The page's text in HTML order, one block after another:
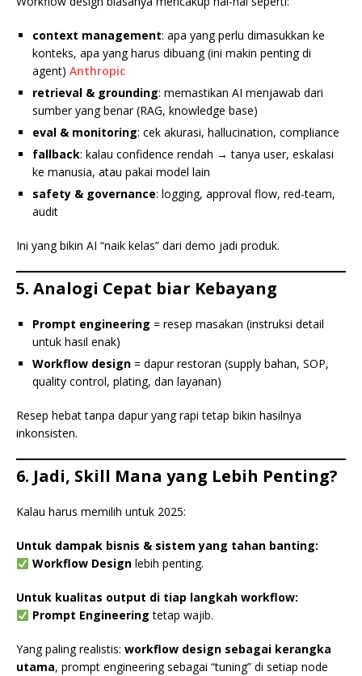
context management: apa yang perlu dimasukkan ke
konteks, apa yang harus dibuang (ini makin penting di
agent) Anthropic
retrieval & grounding: memastikan AI menjawab dari
sumber yang benar (RAG, knowledge base)
eval & monitoring: cek akurasi, hallucination, compliance
fallback: kalau confidence rendah → tanya user, eskalasi
ke manusia, atau pakai model lain
safety & governance: logging, approval flow, red-team,
audit
Ini yang bikin AI “naik kelas” dari demo jadi produk.
5. Analogi Cepat biar Kebayang
Prompt engineering = resep masakan (instruksi detail
untuk hasil enak)
Workflow design = dapur restoran (supply bahan, SOP,
quality control, plating, dan layanan)
Resep hebat tanpa dapur yang rapi tetap bikin hasilnya
inkonsisten.
6. Jadi, Skill Mana yang Lebih Penting?
Kalau harus memilih untuk 2025:
Untuk dampak bisnis & sistem yang tahan banting:
Workflow Designlebih penting.
Untuk kualitas output di tiap langkah workflow:
Prompt Engineering tetap wajib.
Yang paling realistis: workflow design sebagai kerangka
utama, prompt engineering sebagai “tuning” di setiap node